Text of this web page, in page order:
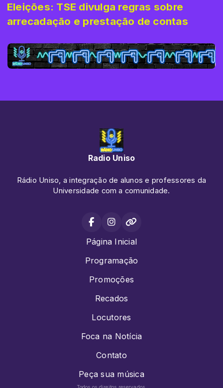
Eleições: TSE divulga regras sobre
arrecadação e prestação de contas
Radio Uniso
Rádio Uniso, a integração de alunos e professores da
Universidade com a comunidade.
Página Inicial
Programação
Promoções
Recados
Locutores
Foca na Notícia
Contato
Peça sua música